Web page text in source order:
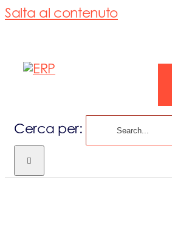
Salta al contenuto
Cerca per: